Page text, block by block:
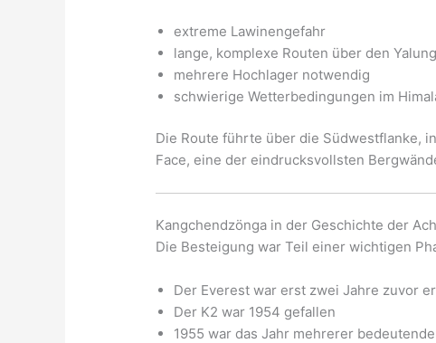
extreme Lawinengefahr
lange, komplexe Routen über den
mehrere Hochlager notwendig
schwierige Wetterbedingungen im
Die Route führte über die Südwestflanke,
Face, eine der eindrucksvollsten
Kangchendzönga in der Geschichte der
Die Besteigung war Teil einer wichtigen
Der Everest war erst zwei Jahre zuvor
Der K2 war 1954 gefallen
1955 war das Jahr mehrerer